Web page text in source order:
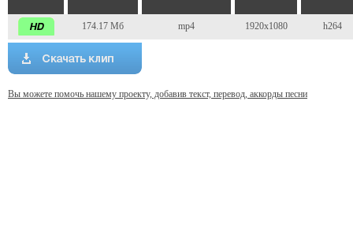
174.17 Мб mp4 1920x1080 h264
Вы можете помочь нашему проекту, добавив текст, перевод, аккорды песни